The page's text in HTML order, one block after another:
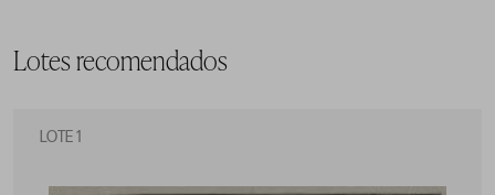
Lotes recomendados
LOTE 1